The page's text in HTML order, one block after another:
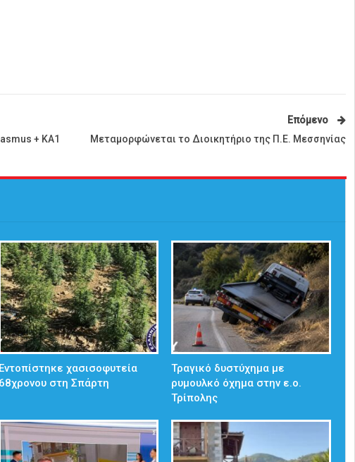
+ KA1
Επόμενο
Μεταμορφώνεται το Διοικητήριο της Π.Ε. Μεσσηνίας
Εντοπίστηκε χασισοφυτεία
68χρονου στη Σπάρτη
Τραγικό δυστύχημα με
ρυμουλκό όχημα στην ε.ο.
Τρίπολης